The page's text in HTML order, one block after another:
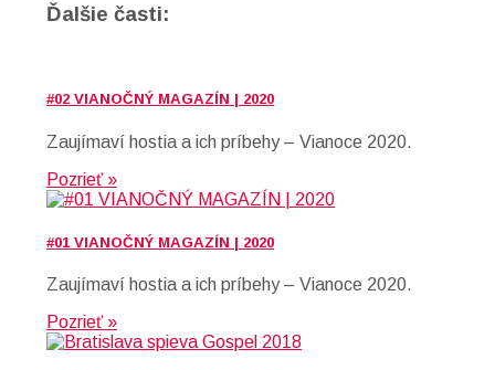
Ďalšie časti:
#02 VIANOČNÝ MAGAZÍN | 2020
Zaujímaví hostia a ich príbehy – Vianoce 2020.
Pozrieť »
#01 VIANOČNÝ MAGAZÍN | 2020
Zaujímaví hostia a ich príbehy – Vianoce 2020.
Pozrieť »